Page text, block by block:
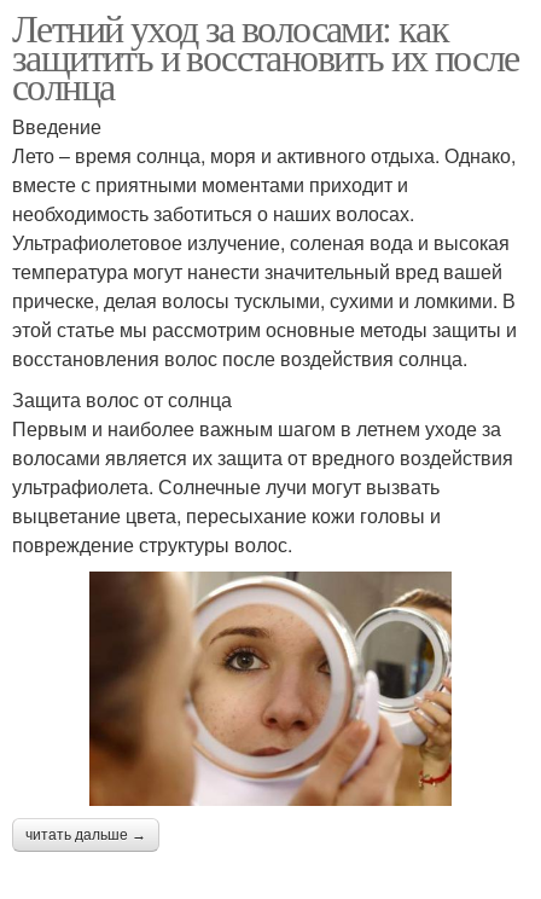
Летний уход за волосами: как
защитить и восстановить их после
солнца
Введение
Лето – время солнца, моря и активного отдыха. Однако,
вместе с приятными моментами приходит и
необходимость заботиться о наших волосах.
Ультрафиолетовое излучение, соленая вода и высокая
температура могут нанести значительный вред вашей
прическе, делая волосы тусклыми, сухими и ломкими. В
этой статье мы рассмотрим основные методы защиты и
восстановления волос после воздействия солнца.
Защита волос от солнца
Первым и наиболее важным шагом в летнем уходе за
волосами является их защита от вредного воздействия
ультрафиолета. Солнечные лучи могут вызвать
выцветание цвета, пересыхание кожи головы и
повреждение структуры волос.
читать дальше →